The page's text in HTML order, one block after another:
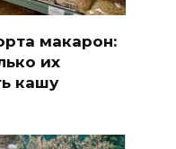
макарон:
их
кашу